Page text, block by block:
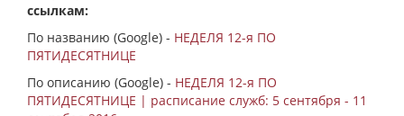
ссылкам:
По названию (Google) - НЕДЕЛЯ 12-я ПО
ПЯТИДЕСЯТНИЦЕ
По описанию (Google) - НЕДЕЛЯ 12-я ПО
ПЯТИДЕСЯТНИЦЕ | расписание служб: 5 сентября - 11